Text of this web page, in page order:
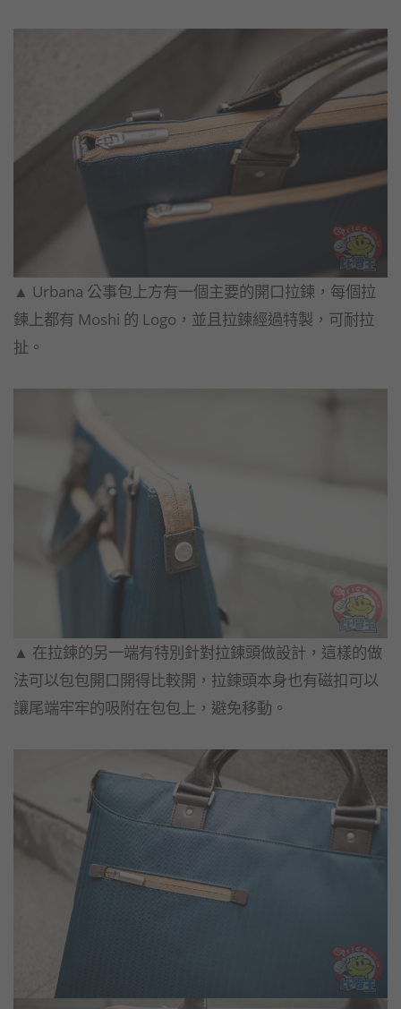
▲​ Urbana 公事包上方有一個主要的開口拉鍊，每個拉
鍊上都有 Moshi 的 Logo，並且拉鍊經過特製，可耐拉
扯。
▲​ 在拉鍊的另一端有特別針對拉鍊頭做設計，這樣的做
法可以包包開口開得比較開，拉鍊頭本身也有磁扣可以
讓尾端牢牢的吸附在包包上，避免移動。